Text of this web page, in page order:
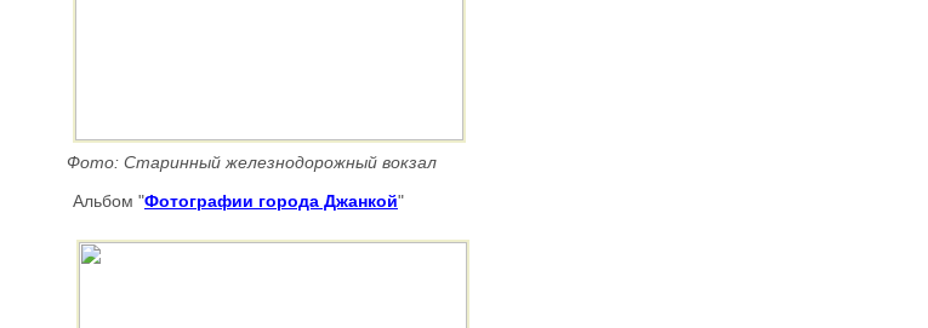
Фото: Старинный железнодорожный вокзал
Альбом "Фотографии города Джанкой"